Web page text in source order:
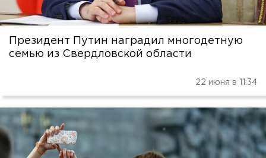
Президент Путин наградил многодетную
семью из Свердловской области
22 июня в 11:34